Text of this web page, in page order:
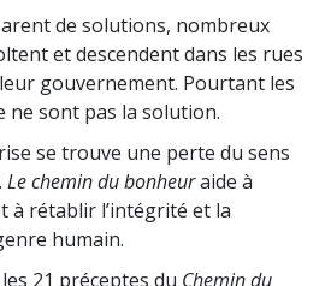
de solutions, nombreux
et descendent dans les rues
gouvernement. Pourtant les
ne sont pas la solution.
se trouve une perte du sens
Le chemin du bonheuraide à
à rétablir l’intégrité et la
humain.
21 préceptes du Chemin du